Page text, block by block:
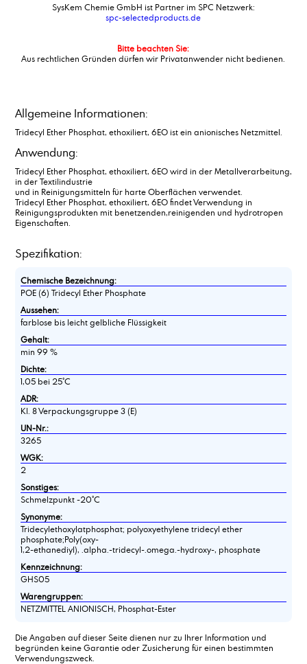
SysKem Chemie GmbH ist Partner im SPC Netzwerk:
spc-selectedproducts.de
Bitte beachten Sie:
Aus rechtlichen Gründen dürfen wir Privatanwender nicht bedienen.
Allgemeine Informationen:
Tridecyl Ether Phosphat, ethoxiliert, 6EO ist ein anionisches Netzmittel.
Anwendung:
Tridecyl Ether Phosphat, ethoxiliert, 6EO wird in der Metallverarbeitung,
in der Textilindustrie
und in Reinigungsmitteln für harte Oberflächen verwendet.
Tridecyl Ether Phosphat, ethoxiliert, 6EO findet Verwendung in
Reinigungsprodukten mit benetzenden,reinigenden und hydrotropen
Eigenschaften.
Spezifikation:
Chemische Bezeichnung:
POE (6) Tridecyl Ether Phosphate
Aussehen:
farblose bis leicht gelbliche Flüssigkeit
Gehalt:
min 99 %
Dichte:
1,05 bei 25°C
ADR:
Kl. 8 Verpackungsgruppe 3 (E)
UN-Nr.:
3265
WGK:
2
Sonstiges:
Schmelzpunkt -20°C
Synonyme:
Tridecylethoxylatphosphat; polyoxyethylene tridecyl ether
phosphate;Poly(oxy-
1,2-ethanediyl), .alpha.-tridecyl-.omega.-hydroxy-, phosphate
Kennzeichnung:
GHS05
Warengruppen:
NETZMITTEL ANIONISCH, Phosphat-Ester
Die Angaben auf dieser Seite dienen nur zu Ihrer Information und
begründen keine Garantie oder Zusicherung für einen bestimmten
Verwendungszweck.